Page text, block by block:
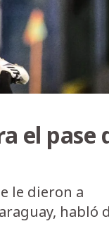
el pase
le dieron a
habló